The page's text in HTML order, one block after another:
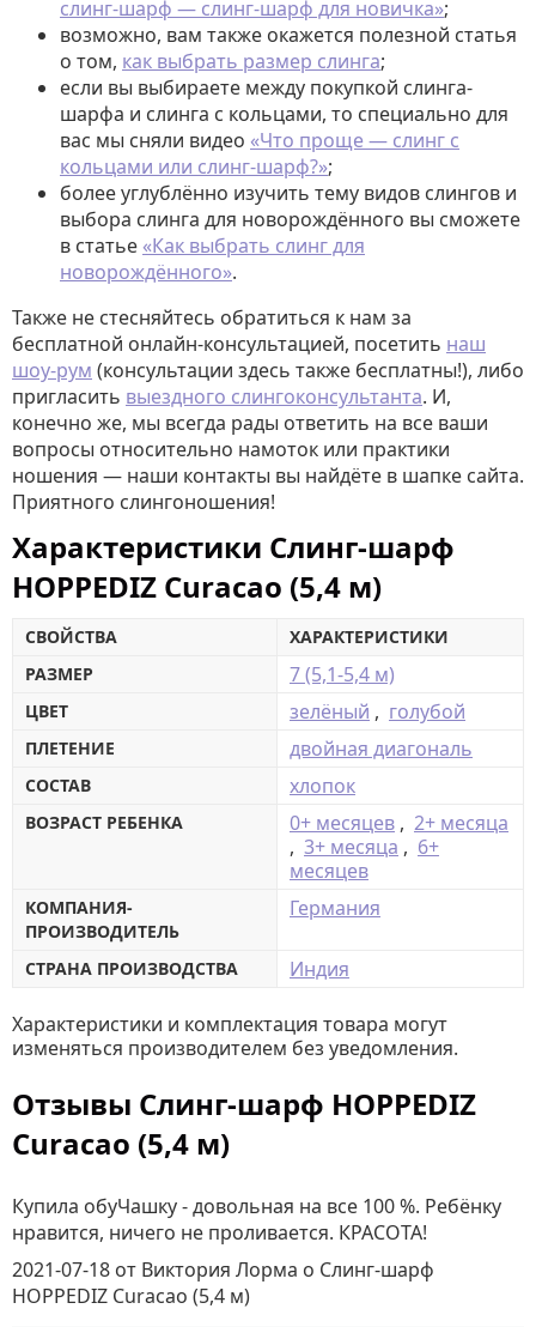
слинг-шарф — слинг-шарф для новичка»;
возможно, вам также окажется полезной статья
о том, как выбрать размер слинга;
если вы выбираете между покупкой слинга-
шарфа и слинга с кольцами, то специально для
вас мы сняли видео «Что проще — слинг с
кольцами или слинг-шарф?»;
более углублённо изучить тему видов слингов и
выбора слинга для новорождённого вы сможете
в статье «Как выбрать слинг для
новорождённого».
Также не стесняйтесь обратиться к нам за
бесплатной онлайн-консультацией, посетить наш
шоу-рум (консультации здесь также бесплатны!), либо
пригласить выездного слингоконсультанта. И,
конечно же, мы всегда рады ответить на все ваши
вопросы относительно намоток или практики
ношения — наши контакты вы найдёте в шапке сайта.
Приятного слингоношения!
Характеристики Слинг-шарф
HOPPEDIZ Curacao (5,4 м)
СВОЙСТВА
ХАРАКТЕРИСТИКИ
РАЗМЕР
7 (5,1-5,4 м)
ЦВЕТ зелёный , голубой
ПЛЕТЕНИЕ двойная диагональ
СОСТАВ хлопок
ВОЗРАСТ РЕБЕНКА 0+ месяцев , 2+ месяца
, 3+ месяца , 6+
месяцев
КОМПАНИЯ-
ПРОИЗВОДИТЕЛЬ
Германия
СТРАНА ПРОИЗВОДСТВА Индия
Характеристики и комплектация товара могут
изменяться производителем без уведомления.
Отзывы Слинг-шарф HOPPEDIZ
Curacao (5,4 м)
Купила обуЧашку - довольная на все 100 %. Ребёнку
нравится, ничего не проливается. КРАСОТА!
2021-07-18 от Виктория Лорма о Слинг-шарф
HOPPEDIZ Curacao (5,4 м)